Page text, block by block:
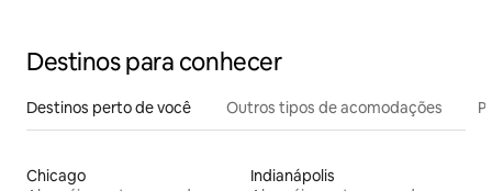
Destinos para conhecer
Destinos perto de você Outros tipos de acomodações
Chicago
Indianápolis